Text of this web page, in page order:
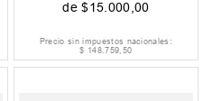
de$15.000,00
Precio sin impuestos nacionales:
$ 148.759,50